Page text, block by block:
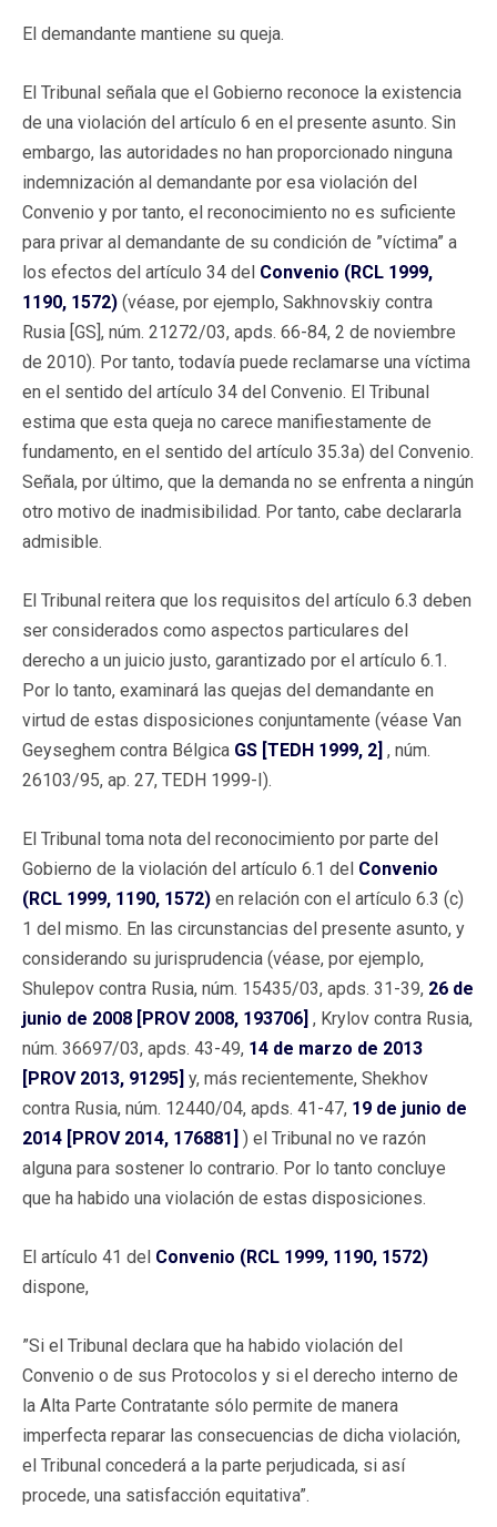
El demandante mantiene su queja.
El Tribunal señala que el Gobierno reconoce la existencia
de una violación del artículo 6 en el presente asunto. Sin
embargo, las autoridades no han proporcionado ninguna
indemnización al demandante por esa violación del
Convenio y por tanto, el reconocimiento no es suficiente
para privar al demandante de su condición de ”víctima” a
los efectos del artículo 34 del Convenio (RCL 1999,
1190, 1572) (véase, por ejemplo, Sakhnovskiy contra
Rusia [GS], núm. 21272/03, apds. 66-84, 2 de noviembre
de 2010). Por tanto, todavía puede reclamarse una víctima
en el sentido del artículo 34 del Convenio. El Tribunal
estima que esta queja no carece manifiestamente de
fundamento, en el sentido del artículo 35.3a) del Convenio.
Señala, por último, que la demanda no se enfrenta a ningún
otro motivo de inadmisibilidad. Por tanto, cabe declararla
admisible.
El Tribunal reitera que los requisitos del artículo 6.3 deben
ser considerados como aspectos particulares del
derecho a un juicio justo, garantizado por el artículo 6.1.
Por lo tanto, examinará las quejas del demandante en
virtud de estas disposiciones conjuntamente (véase Van
Geyseghem contra Bélgica GS [TEDH 1999, 2] , núm.
26103/95, ap. 27, TEDH 1999-I).
El Tribunal toma nota del reconocimiento por parte del
Gobierno de la violación del artículo 6.1 del Convenio
(RCL 1999, 1190, 1572) en relación con el artículo 6.3 (c)
1 del mismo. En las circunstancias del presente asunto, y
considerando su jurisprudencia (véase, por ejemplo,
Shulepov contra Rusia, núm. 15435/03, apds. 31-39, 26 de
junio de 2008 [PROV 2008, 193706] , Krylov contra Rusia,
núm. 36697/03, apds. 43-49, 14 de marzo de 2013
[PROV 2013, 91295] y, más recientemente, Shekhov
contra Rusia, núm. 12440/04, apds. 41-47, 19 de junio de
2014 [PROV 2014, 176881] ) el Tribunal no ve razón
alguna para sostener lo contrario. Por lo tanto concluye
que ha habido una violación de estas disposiciones.
El artículo 41 del Convenio (RCL 1999, 1190, 1572)
dispone,
”Si el Tribunal declara que ha habido violación del
Convenio o de sus Protocolos y si el derecho interno de
la Alta Parte Contratante sólo permite de manera
imperfecta reparar las consecuencias de dicha violación,
el Tribunal concederá a la parte perjudicada, si así
procede, una satisfacción equitativa”.